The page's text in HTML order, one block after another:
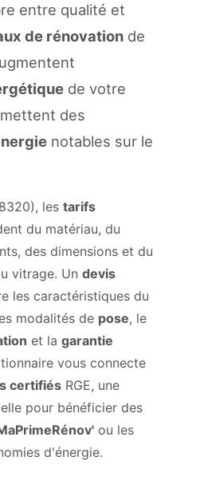
entre qualité et
de rénovation de
de votre
des
notables sur le
les tarifs
du matériau, du
des dimensions et du
vitrage. Un devis
les caractéristiques du
modalités de pose, le
et la garantie
vous connecte
certifiés RGE, une
pour bénéficier des
ou les
d'énergie.